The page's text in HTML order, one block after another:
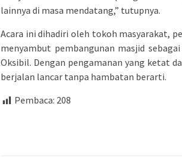
lainnya di masa mendatang,” tutupnya.
Acara ini dihadiri oleh tokoh masyarakat,
menyambut pembangunan masjid
Oksibil. Dengan pengamanan yang ketat
berjalan lancar tanpa hambatan berarti.
Pembaca: 208